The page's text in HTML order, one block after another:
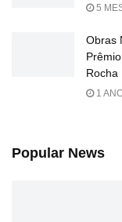
5
Obras
Rocha
1
Popular News